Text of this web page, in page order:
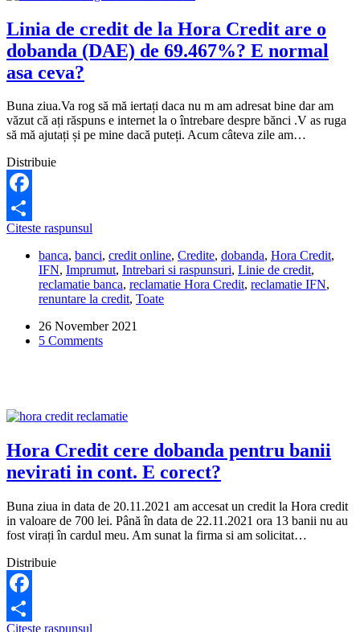
Linia de credit de la Hora Credit are o
dobanda (DAE) de 69.467%? E normal
asa ceva?
Buna ziua.Va rog să mă iertați daca nu m am adresat bine dar am
văzut că ați răspuns e internet la o întrebare despre bănci .V as ruga
să mă ajutați și pe mine dacă puteți. Acum câteva zile am…
Distribuie
Facebook
Share
Citeste raspunsul
credit
de
la
Hora
are
o
E
asa
ceva?
banca, banci, credit online, Credite, dobanda, Hora Credit,
IFN, Imprumut, Intrebari si raspunsuri, Linie de credit,
reclamatie banca, reclamatie Hora Credit, reclamatie IFN,
renuntare la credit, Toate
26 November 2021
5 Comments
Hora Credit cere dobanda pentru banii
nevirati in cont. E corect?
Buna ziua in data de 20.11.2021 am accesat un credit la Hora credit
in valoare de 700 lei. Până în data de 22.11.2021 ora 13 banii nu au
fost virați în cardul meu. Am sunat la firma si am solicitat…
Distribuie
Facebook
Citeste raspunsul